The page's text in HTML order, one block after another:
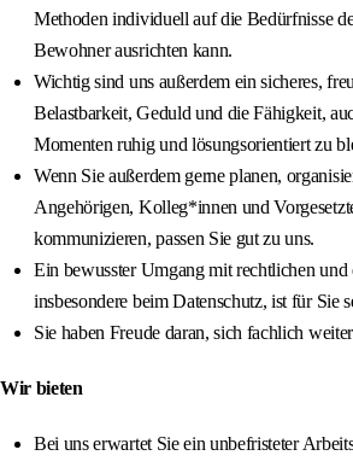
Methoden individuell auf die Bedürfnisse
Bewohner ausrichten kann.
Wichtig sind uns außerdem ein sicheres,
Belastbarkeit, Geduld und die Fähigkeit,
Momenten ruhig und lösungsorientiert zu
Wenn Sie außerdem gerne planen,
Angehörigen, Kolleg*innen und
kommunizieren, passen Sie gut zu uns.
Ein bewusster Umgang mit rechtlichen
insbesondere beim Datenschutz, ist für Sie
Sie haben Freude daran, sich fachlich
Wir bieten
Bei uns erwartet Sie ein unbefristeter